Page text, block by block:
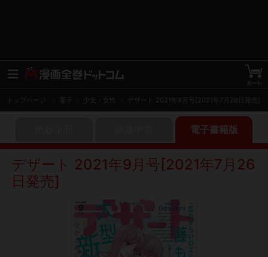
トップページ 少女・女性 デザート 2021年9月号[2021年7月26日発売]
電子書籍版
デザート 2021年9月号[2021年7月26
日発売]